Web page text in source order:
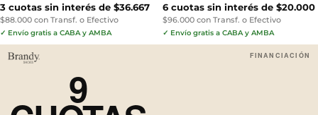
3 cuotas sin interés de $36.667
$88.000 con Transf. o Efectivo
✓ Envío gratis a CABA y AMBA
6 cuotas sin interés de $20.000
$96.000 con Transf. o Efectivo
✓ Envío gratis a CABA y AMBA
FINANCIACIÓN
9